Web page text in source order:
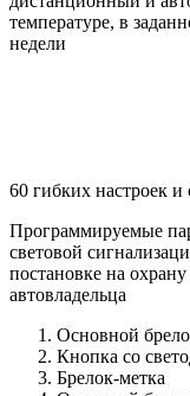
температуре, в
недели
60 гибких настроек и
Программируемые
световой
постановке на
автовладельца
Основной
Кнопка со
Брелок-метка